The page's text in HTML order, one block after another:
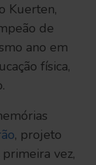
Kuerten,
de
ano em
física,
, projeto
vez,